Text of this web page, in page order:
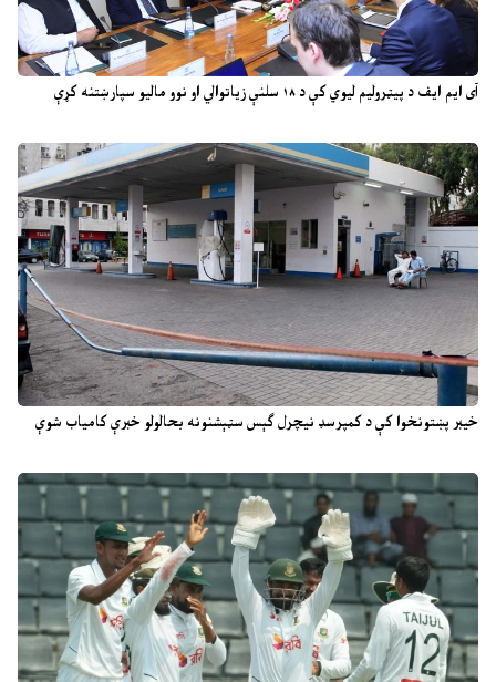
آی ایم ایف د پیټرولیم لیوي کې د ۱۸ سلنې زیاتوالي او نوو مالیو سپارښتنه کړې
خیبر پښتونخوا کې د کمپرسډ نیچرل ګېس سټېشنونه بحالولو خبرې کامیاب شوې